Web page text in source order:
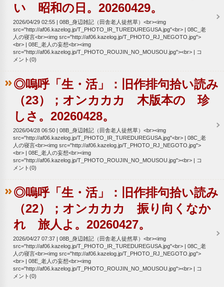
い 昭和の日。20260429。
2026/04/29 02:55
08B_身辺雑記（田舎老人徒然草）<br><img
src="http://af06.kazelog.jp/T_PHOTO_IR_TUREDUREGUSA.jpg"<br>
08C_老
人の寝言<br><img src="http://af06.kazelog.jp/T_PHOTO_RJ_NEGOTO.jpg">
<br>
08E_老人の妄想<br><img
src="http://af06.kazelog.jp/T_PHOTO_ROUJIN_NO_MOUSOU.jpg"><br>
コ
メント(0)
◎嗚呼「生・活」：旧作排句拾い読み
（23）；オンカカカ 木版本の 珍
しさ。20260428。
2026/04/28 06:50
08B_身辺雑記（田舎老人徒然草）<br><img
src="http://af06.kazelog.jp/T_PHOTO_IR_TUREDUREGUSA.jpg"<br>
08C_老
人の寝言<br><img src="http://af06.kazelog.jp/T_PHOTO_RJ_NEGOTO.jpg">
<br>
08E_老人の妄想<br><img
src="http://af06.kazelog.jp/T_PHOTO_ROUJIN_NO_MOUSOU.jpg"><br>
コ
メント(0)
◎嗚呼「生・活」：旧作排句拾い読み
（22）；オンカカカ 振り向くなか
れ 旅人よ。20260427。
2026/04/27 07:37
08B_身辺雑記（田舎老人徒然草）<br><img
src="http://af06.kazelog.jp/T_PHOTO_IR_TUREDUREGUSA.jpg"<br>
08C_老
人の寝言<br><img src="http://af06.kazelog.jp/T_PHOTO_RJ_NEGOTO.jpg">
<br>
08E_老人の妄想<br><img
src="http://af06.kazelog.jp/T_PHOTO_ROUJIN_NO_MOUSOU.jpg"><br>
コ
メント(0)